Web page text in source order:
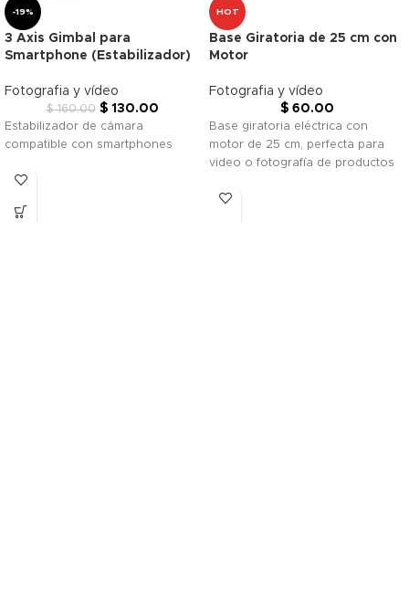
-19%
3 Axis Gimbal para
Smartphone (Estabilizador)
Fotografia y vídeo
$160.00 $130.00
Estabilizador de cámara
compatible con smartphones
HOT
Base Giratoria de 25 cm con
Motor
Fotografia y vídeo
$60.00
Base giratoria eléctrica con
motor de 25 cm, perfecta para
video o fotografía de productos